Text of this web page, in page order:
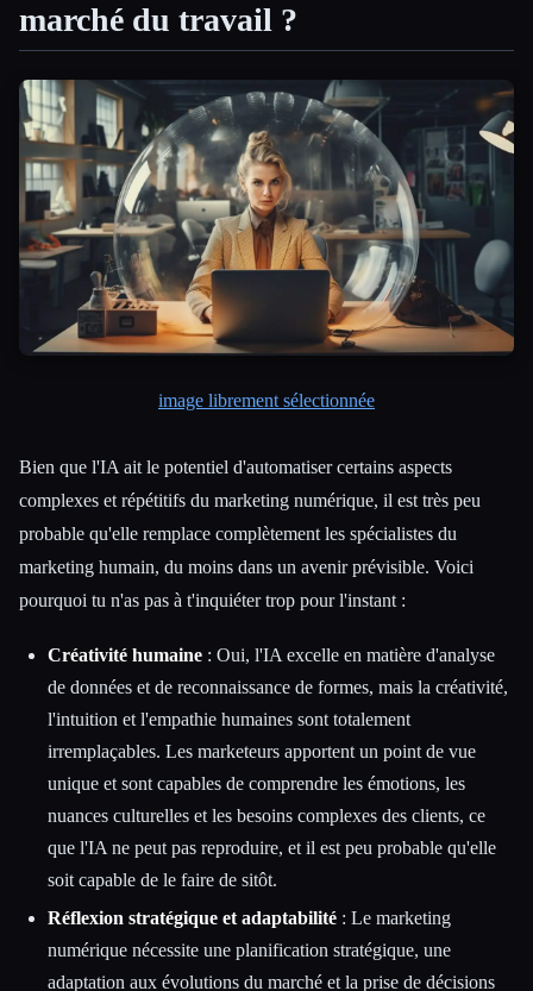
marché du travail ?
image librement sélectionnée
Bien que l'IA ait le potentiel d'automatiser certains aspects
complexes et répétitifs du marketing numérique, il est très peu
probable qu'elle remplace complètement les spécialistes du
marketing humain, du moins dans un avenir prévisible. Voici
pourquoi tu n'as pas à t'inquiéter trop pour l'instant :
Créativité humaine : Oui, l'IA excelle en matière d'analyse
de données et de reconnaissance de formes, mais la créativité,
l'intuition et l'empathie humaines sont totalement
irremplaçables. Les marketeurs apportent un point de vue
unique et sont capables de comprendre les émotions, les
nuances culturelles et les besoins complexes des clients, ce
que l'IA ne peut pas reproduire, et il est peu probable qu'elle
soit capable de le faire de sitôt.
Réflexion stratégique et adaptabilité : Le marketing
numérique nécessite une planification stratégique, une
adaptation aux évolutions du marché et la prise de décisions